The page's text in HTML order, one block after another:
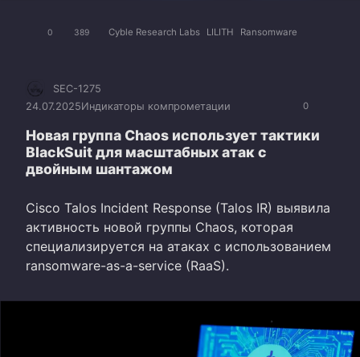
0 389 Cyble Research Labs LILITH Ransomware
0
SEC-1275
24.07.2025Индикаторы компрометации
Новая группа Chaos использует тактики
BlackSuit для масштабных атак с
двойным шантажом
Cisco Talos Incident Response (Talos IR) выявила
активность новой группы Chaos, которая
специализируется на атаках с использованием
ransomware-as-a-service (RaaS).